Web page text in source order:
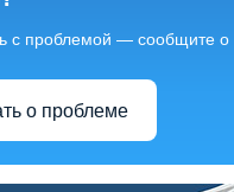
с проблемой — сообщите о
о проблеме